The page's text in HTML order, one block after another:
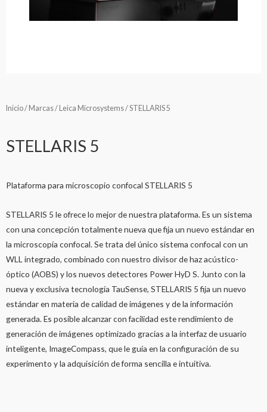
Inicio/ Marcas/ Leica Microsystems/ STELLARIS 5
STELLARIS 5
Plataforma para microscopio confocal STELLARIS 5
STELLARIS 5 le ofrece lo mejor de nuestra plataforma. Es un sistema
con una concepción totalmente nueva que fija un nuevo estándar en
la microscopía confocal. Se trata del único sistema confocal con un
WLL integrado, combinado con nuestro divisor de haz acústico-
óptico (AOBS) y los nuevos detectores Power HyD S. Junto con la
nueva y exclusiva tecnología TauSense, STELLARIS 5 fija un nuevo
estándar en materia de calidad de imágenes y de la información
generada. Es posible alcanzar con facilidad este rendimiento de
generación de imágenes optimizado gracias a la interfaz de usuario
inteligente, ImageCompass, que le guía en la configuración de su
experimento y la adquisición de forma sencilla e intuitiva.